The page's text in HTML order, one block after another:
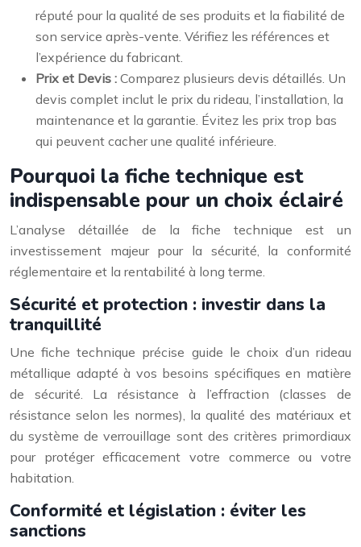
réputé pour la qualité de ses produits et la fiabilité de
son service après-vente. Vérifiez les références et
l’expérience du fabricant.
Prix et Devis : Comparez plusieurs devis détaillés. Un
devis complet inclut le prix du rideau, l’installation, la
maintenance et la garantie. Évitez les prix trop bas
qui peuvent cacher une qualité inférieure.
Pourquoi la fiche technique est
indispensable pour un choix éclairé
L’analyse détaillée de la fiche technique est un
investissement majeur pour la sécurité, la conformité
réglementaire et la rentabilité à long terme.
Sécurité et protection : investir dans la
tranquillité
Une fiche technique précise guide le choix d’un rideau
métallique adapté à vos besoins spécifiques en matière
de sécurité. La résistance à l’effraction (classes de
résistance selon les normes), la qualité des matériaux et
du système de verrouillage sont des critères primordiaux
pour protéger efficacement votre commerce ou votre
habitation.
Conformité et législation : éviter les
sanctions